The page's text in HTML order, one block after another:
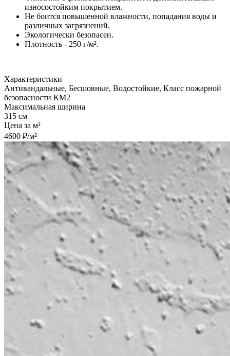
износостойким покрытием.
Не боится повышенной влажности, попадания воды и
различных загрязнений.
Экологически безопасен.
Плотность - 250 г/м².
Характеристики
Антивандальные, Бесшовные, Водостойкие, Класс пожарной
безопасности КМ2
Максимальная ширина
315 см
Цена за м²
4600 ₽/м²